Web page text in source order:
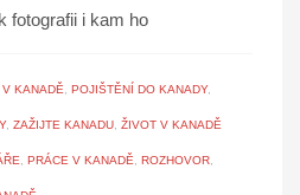
fotografii i kam ho
KANADĚ, POJIŠTĚNÍ DO KANADY,
, ZAŽIJTE KANADU, ŽIVOT V KANADĚ
, PRÁCE V KANADĚ, ROZHOVOR,